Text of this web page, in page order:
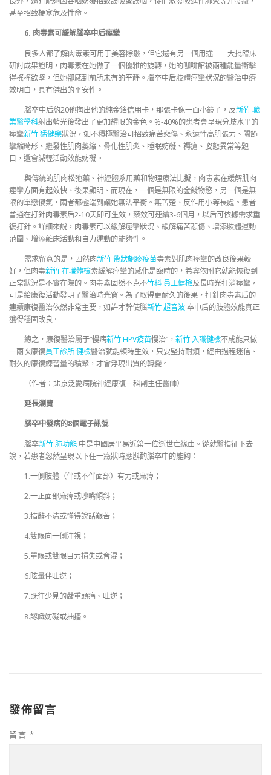
甚至招致梗塞危及性命。
6. 肉毒素可緩解腦卒中后痙攣
良多人都了解肉毒素可用于美容除皺，但它還有另一個用途——大批臨床
研討成果證明，肉毒素在她做了一個優雅的旋轉，她的咖啡館被兩種能量衝擊
得搖搖欲墜，但她卻感到前所未有的平靜。腦卒中后肢體痙攣狀況的醫治中療
效明白，具有傑出的平安性。
腦卒中后約20他掏出他的純金箔信用卡，那張卡像一面小鏡子，反新竹 職
業醫學科射出藍光後發出了更加耀眼的金色。%-40%的患者會呈現分歧水平的
痙攣新竹 猛健樂狀況，如不積極醫治可招致痛苦悲傷、永遠性高肌張力、關節
攣縮畸形、繼發性肌肉萎縮、骨化性肌炎、睡眠妨礙、褥瘡、姿態異常等題
目，還會減輕活動效能妨礙。
與傳統的肌肉松弛藥、神經體系用藥和物理療法比擬，肉毒素在緩解肌肉
痙攣方面有起效快、後果顯明、而現在，一個是無限的金錢物慾，另一個是無
限的單戀傻氣，兩者都極端到讓她無法平衡。無苦楚、反作用小等長處。患者
普通在打針肉毒素后2-10天即可生效，藥效可連續3-6個月，以后可依據需求重
復打針。詳細來說，肉毒素可以緩解痙攣狀況、緩解痛苦悲傷、增添肢體運動
范圍、增添離床活動和自力運動的能夠性。
需求留意的是，固然肉新竹 帶狀皰疹疫苗毒素對肌肉痙攣的改良後果較
好，但肉毒新竹 在職體檢素緩解痙攣的感化是臨時的，希冀依附它就能恢復到
正常狀況是不實在際的。肉毒素固然不克不竹科 員工健檢及長時光打消痙攣，
可是給康復活動發明了醫治時光窗。為了取得更耐久的後果，打針肉毒素后的
連續康復醫治依然非常主要，如許才幹使腦新竹 超音波卒中后的肢體效能真正
獲得穩固改良。
總之，康復醫治屬于“慢病新竹 HPV疫苗慢治”， 新竹 入職健檢不成能只做
一兩次康復員工診所 健檢醫治就能頓時生效，只要堅持耐煩，經由過程迷信、
耐久的康復練習量的積聚，才會浮現出質的轉變。
（作者：北京泛愛病院神經康復一科副主任醫師）
延長瀏覽
腦卒中發病的8個電子訊號
腦卒新竹 肺功能 中是中國居平易近第一位逝世亡緣由。從就醫指征下去
說，若患者忽然呈現以下任一癥狀時應斟酌腦卒中的能夠：
1.一側肢體（伴或不伴面部）有力或麻痺；
2.一正面部麻痺或吵嘴傾斜；
3.措辭不清或懂得說話艱苦；
4.雙眼向一側注視；
5.單眼或雙眼目力損失或含混；
6.眩暈伴吐逆；
7.既往少見的嚴重頭痛、吐逆；
8.認識妨礙或抽搐。
發佈留言
留言 *